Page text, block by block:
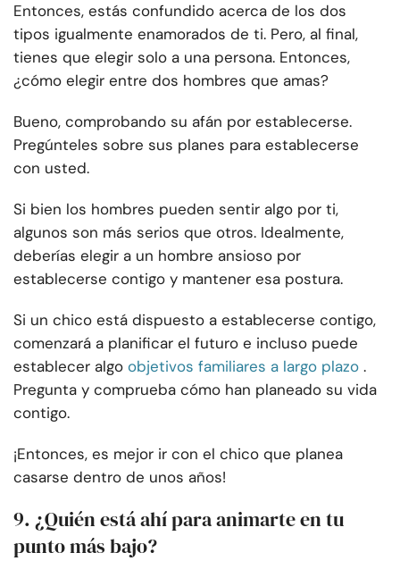
Entonces, estás confundido acerca de los dos
tipos igualmente enamorados de ti. Pero, al final,
tienes que elegir solo a una persona. Entonces,
¿cómo elegir entre dos hombres que amas?
Bueno, comprobando su afán por establecerse.
Pregúnteles sobre sus planes para establecerse
con usted.
Si bien los hombres pueden sentir algo por ti,
algunos son más serios que otros. Idealmente,
deberías elegir a un hombre ansioso por
establecerse contigo y mantener esa postura.
Si un chico está dispuesto a establecerse contigo,
comenzará a planificar el futuro e incluso puede
establecer algo objetivos familiares a largo plazo .
Pregunta y comprueba cómo han planeado su vida
contigo.
¡Entonces, es mejor ir con el chico que planea
casarse dentro de unos años!
9. ¿Quién está ahí para animarte en tu
punto más bajo?